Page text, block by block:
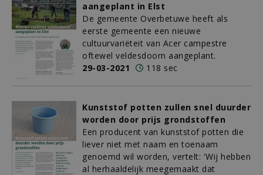
aangeplant in Elst
De gemeente Overbetuwe heeft als
eerste gemeente een nieuwe
cultuurvariëteit van Acer campestre
oftewel veldesdoorn aangeplant.
29-03-2021
118 sec
Kunststof potten zullen snel duurder
worden door prijs grondstoffen
Een producent van kunststof potten die
liever niet met naam en toenaam
genoemd wil worden, vertelt: 'Wij hebben
al herhaaldelijk meegemaakt dat